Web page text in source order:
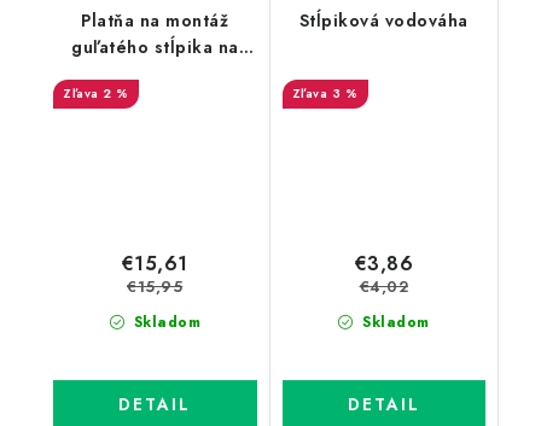
Platňa na montáž
guľatého stĺpika na
betónový základ,
priemer 48 mm
2 %
Skladom
€15,61
€15,95
DETAIL
Stĺpiková vodováha
3 %
Skladom
€3,86
€4,02
DETAIL